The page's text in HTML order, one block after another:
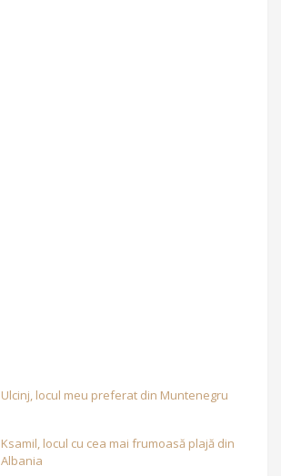
Ulcinj, locul meu preferat din Muntenegru
Ksamil, locul cu cea mai frumoasă plajă din
Albania